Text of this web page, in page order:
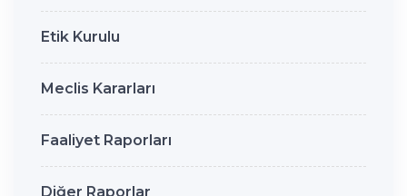
Etik Kurulu
Meclis Kararları
Faaliyet Raporları
Diğer Raporlar